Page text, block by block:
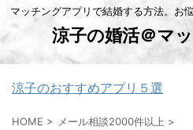
マッチングアプリで結婚する方法。お
涼子の婚活＠マ
涼子のおすすめアプリ５選
HOME > メール相談2000件以上 >